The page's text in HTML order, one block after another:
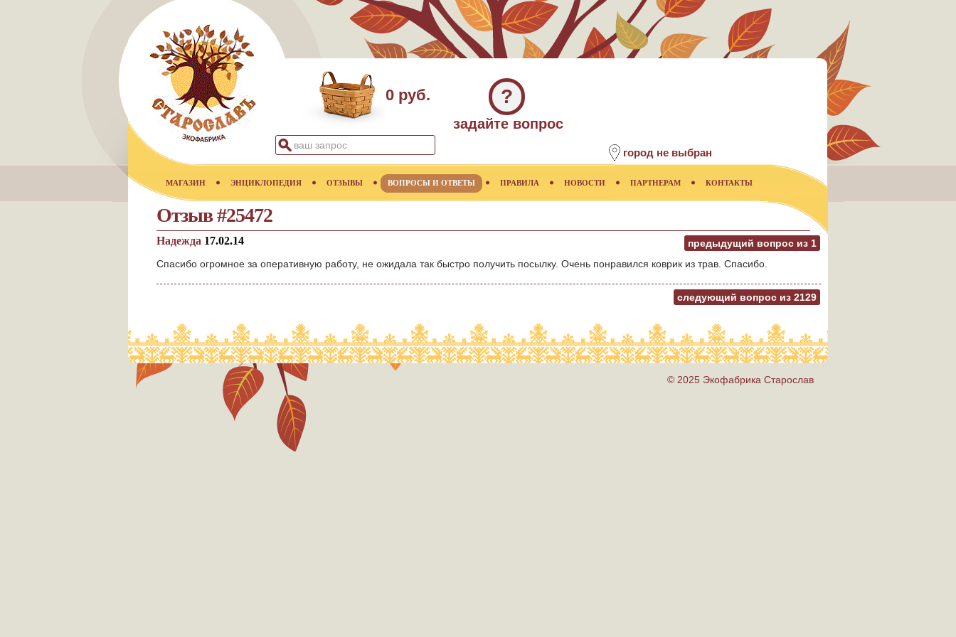
0 руб. ?
задайте вопрос
город не выбран
МАГАЗИН ЭНЦИКЛОПЕДИЯ ОТЗЫВЫ ВОПРОСЫ И ОТВЕТЫ ПРАВИЛА НОВОСТИ ПАРТНЕРАМ КОНТАКТЫ
Отзыв #25472
предыдущий вопрос из 1
Надежда 17.02.14
Спасибо огромное за оперативную работу, не ожидала так быстро получить посылку. Очень понравился коврик из трав. Спасибо.
следующий вопрос из 2129
© 2025 Экофабрика Старослав